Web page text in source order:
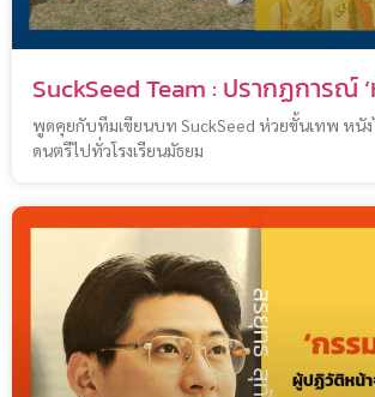
SuckSeed Team : ปรากฏการณ์
พูดคุยกับทีมเขียนบท SuckSeed ห่วยขั้นเทพ หนั
ดนตรีไปทั่วโรงเรียนมัธยม